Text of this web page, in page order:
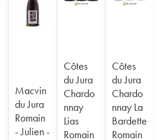
Macvin
du Jura
Romain
- Julien -
Côtes
du Jura
Chardo
nnay
Lias
Romain
Côtes
du Jura
Chardo
nnay La
Bardette
Romain